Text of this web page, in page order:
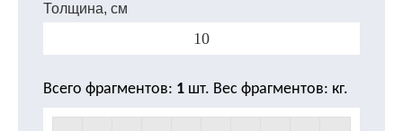
Толщина, см
Всего фрагментов: 1 шт. Вес фрагментов: кг.